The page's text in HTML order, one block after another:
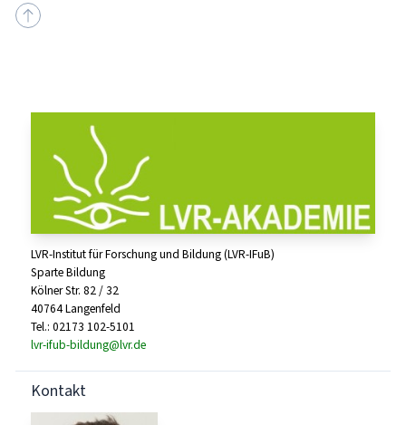
LVR-Institut für Forschung und Bildung (LVR-IFuB)
Sparte Bildung
Kölner Str. 82 / 32
40764 Langenfeld
Tel.: 02173 102-5101
lvr-ifub-bildung@lvr.de
Kontakt